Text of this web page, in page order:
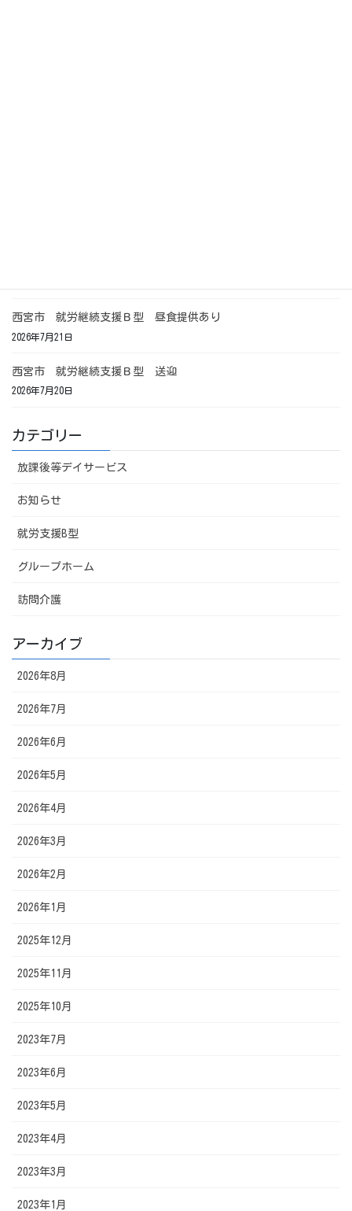
西宮市 就労継続支援Ｂ型 昼食提供あり
2026年7月21日
西宮市 就労継続支援Ｂ型 送迎
2026年7月20日
カテゴリー
放課後等デイサービス
お知らせ
就労支援B型
グループホーム
訪問介護
アーカイブ
2026年8月
2026年7月
2026年6月
2026年5月
2026年4月
2026年3月
2026年2月
2026年1月
2025年12月
2025年11月
2025年10月
2023年7月
2023年6月
2023年5月
2023年4月
2023年3月
2023年1月